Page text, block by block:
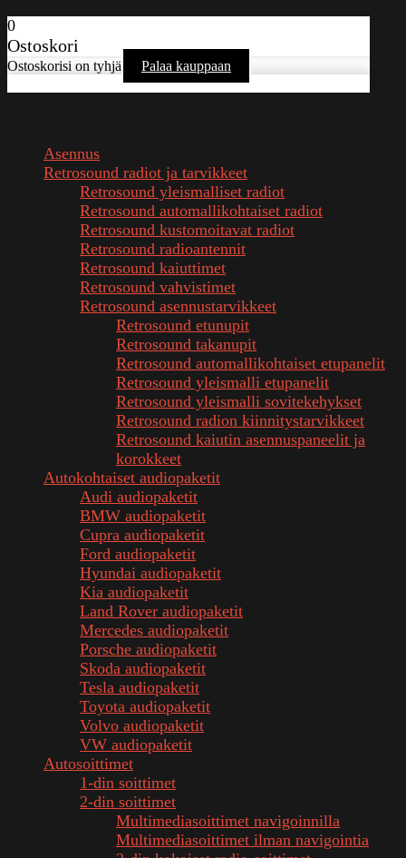
0
Ostoskori
Ostoskorisi on tyhjä Palaa kauppaan
Asennus
Retrosound radiot ja tarvikkeet
Retrosound yleismalliset radiot
Retrosound automallikohtaiset radiot
Retrosound kustomoitavat radiot
Retrosound radioantennit
Retrosound kaiuttimet
Retrosound vahvistimet
Retrosound asennustarvikkeet
Retrosound etunupit
Retrosound takanupit
Retrosound automallikohtaiset etupanelit
Retrosound yleismalli etupanelit
Retrosound yleismalli sovitekehykset
Retrosound radion kiinnitystarvikkeet
Retrosound kaiutin asennuspaneelit ja
korokkeet
Autokohtaiset audiopaketit
Audi audiopaketit
BMW audiopaketit
Cupra audiopaketit
Ford audiopaketit
Hyundai audiopaketit
Kia audiopaketit
Land Rover audiopaketit
Mercedes audiopaketit
Porsche audiopaketit
Skoda audiopaketit
Tesla audiopaketit
Toyota audiopaketit
Volvo audiopaketit
VW audiopaketit
Autosoittimet
1-din soittimet
2-din soittimet
Multimediasoittimet navigoinnilla
Multimediasoittimet ilman navigointia